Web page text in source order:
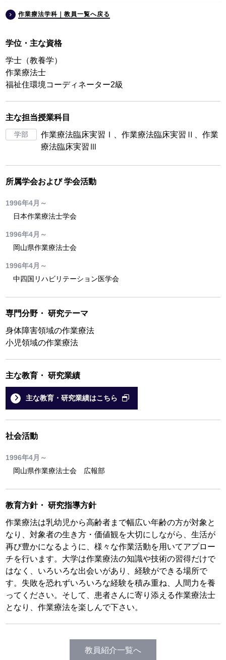
作業療法学科｜教員一覧へ戻る
学位・主な資格
学士（教養学）
作業療法士
福祉住環境コーディネーター2級
主な担当授業科目
学部
作業療法臨床実習Ⅰ、作業療法臨床実習Ⅱ、作業
療法臨床実習Ⅲ
所属学会および学会活動
1996年4月～
日本作業療法士学会
1996年4月～
岡山県作業療法士会
1996年4月～
中四国リハビリテーション医学会
専門分野 ・ 研究テーマ
身体障害領域の作業療法
小児領域の作業療法
主な教育 ・ 研究業績
主な教育・研究業績はこちら
社会活動
1996年4月～
岡山県作業療法士会 広報部
教育方針・ 研究指導方針
作業療法は乳幼児から高齢者まで幅広い年齢の方が対象と
なり、対象者の生き方・価値観を大切にしながら、生活が
再び豊かになるように、様々な作業活動を用いてアプロー
チを行います。大学は作業療法の知識や技術の習得だけで
はなく、いろいろな出会いがあり、経験ができる場所で
す。失敗を恐れずいろいろな経験を積み重ね、人間力を養
ってください。そして、患者さんに寄り添える作業療法士
となり、作業療法を楽しんで下さい。
教員紹介一覧へ